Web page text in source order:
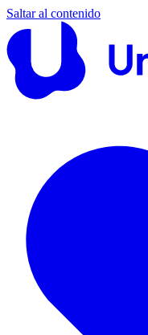
Saltar al contenido